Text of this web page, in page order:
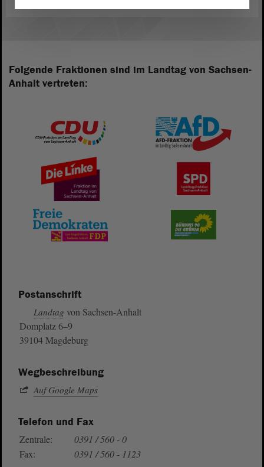
Folgende Fraktionen sind im Landtag von Sachsen-
Anhalt vertreten:
Postanschrift
Landtag von Sachsen-Anhalt
Domplatz 6–9
39104 Magdeburg
Wegbeschreibung
Auf Google Maps
Telefon und Fax
Zentrale:
0391 / 560 - 0
Fax:
0391 / 560 - 1123